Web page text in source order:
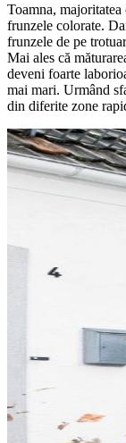
Toamna,
frunzele colorate.
frunzele de pe
Mai ales că
deveni foarte
mai mari. Urmând
din diferite zone